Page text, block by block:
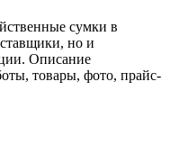
сумки в
но и
Описание
товары, фото, прайс-